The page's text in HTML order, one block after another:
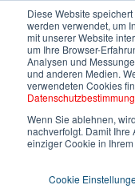
Diese Website
werden verwendet, um
mit unserer Website
um Ihre Browser-
Analysen und
und anderen Medien.
verwendeten Cookies
Wenn Sie ablehnen,
nachverfolgt. Damit
einziger Cookie in
Cookie